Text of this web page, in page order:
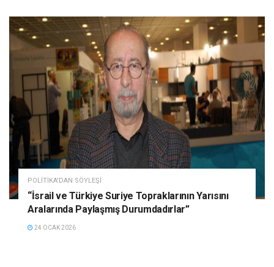
POLITIKA'DAN SÖYLEŞI
“İsrail ve Türkiye Suriye Topraklarının Yarısını
Aralarında Paylaşmış Durumdadırlar”
24 OCAK 2026